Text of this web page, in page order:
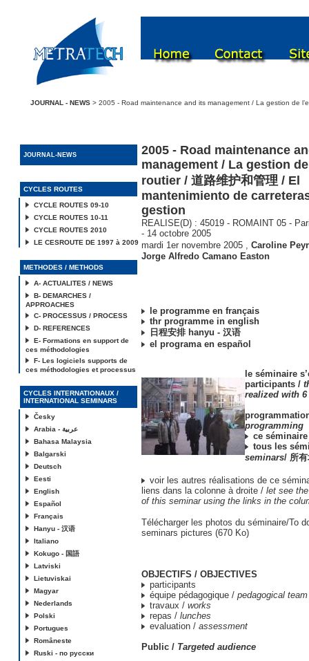
JOURNAL - NEWS > 2005 - Road maintenance and its management / La gestion de
JOURNAL-NEWS
CYCLES ROUTES
CYCLE ROUTES 09-10
CYCLE ROUTES 10-11
CYCLE ROUTES 2010
LE CESROUTE DE 1997 à 2009
METHODES / METHODS
A- ACTUALITES / NEWS
B- DEMARCHES /
APPROACHES
C- PROCESSUS / PROCESS
D- REFERENCES
E- Formations en support de
ces méthodologies
F- Les logiciels supports de
ces méthodologies et processus
CYCLES INTERNATIONAUX /
INTERNATIONAL SEMINARS
Česky
Arabia - عربية
Bahasa Malaysia
Balgarski
Deutsch
Eesti
English
Español
Français
Hanyu - 汉语
Italiano
Kokugo - 国語
Latviski
Lietuviskai
Magyar
Nederlands
Polski
Portugues
Româneste
Ruski - по русски
2005 - Road maintenance
management / La gestion
routier / 道路维护和管理 / El
mantenimiento de
gestion
REALISE(D) : 45019 - ROMAINT 05 -
- 14 octobre 2005
mardi 1er novembre 2005 , Caroline
Jorge Alfredo Camano Easton
le programme en français
thr programme in english
日程安排 hanyu - 汉语
el programa en español
le séminaire
participants /
realized with
programming
ce
tous les
seminars/ 所
voir les autres réalisations de ce
liens dans la colonne à droite / let see
of this seminar using the links in the
Télécharger les photos du séminaire/To
seminars pictures (670 Ko)
OBJECTIFS / OBJECTIVES
participants
équipe pédagogique / pedagogical team
travaux / works
repas / lunches
evaluation / assessment
Public / Targeted audience